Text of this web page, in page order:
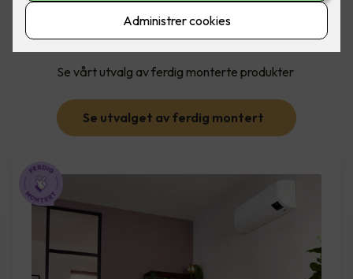
Pakkepris på produkt og montering
Jobben gjort, trygt og enkelt for deg
Se vårt utvalg av ferdig monterte produkter
Se utvalget av ferdig montert